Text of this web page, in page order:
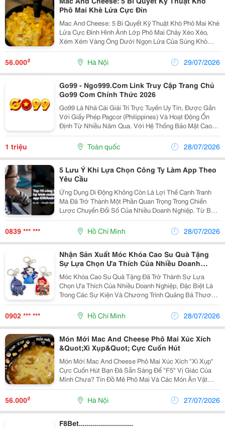
Phô Mai Khè Lửa Cực Đỉn
Mac And Cheese: 5 Bí Quyết Kỹ Thuật Khò Phô Mai Khè
Lửa Cực Đỉnh Hình Ảnh Lớp Phô Mai Chảy Xèo Xèo,
Xém Xém Vàng Óng Dưới Ngọn Lửa Của Súng Khò
Nhiệt Chắc Chắn Là "Vũ Khí" Đốn Gục Mọi Tín Đồ Ẩm
Thực. Vậy Kỹ Thuật Khò Phô Mai (Cheese Torching)
Trong...
56.000₫ Hà Nội 29/07/2026
Go99 - Ngo999.Com Link Truy Cập Trang Chủ
Go99 Com Chính Thức 2026
Go99 Là Nhà Cái Giải Trí Trực Tuyến Uy Tín, Được Gắn
Với Giấy Phép Pagcor (Philippines) Và Hoạt Động Ổn
Định Từ Nhiều Năm Qua. Với Hệ Thống Bảo Mật Cao
Cùng Quy Trình Vận Hành Minh Bạch, Go99 Mang Đến
Môi Trường Cá Cược An Toàn Và Đáng Tin Cậy Cho...
1 triệu Toàn quốc 28/07/2026
5 Lưu Ý Khi Lựa Chọn Công Ty Làm App Theo
Yêu Cầu
Ứng Dụng Di Động Không Còn Là Lợi Thế Cạnh Tranh
Mà Đã Trở Thành Một Phần Quan Trọng Trong Chiến
Lược Chuyển Đổi Số Của Nhiều Doanh Nghiệp. Từ Bán
Hàng, Chăm Sóc Khách Hàng Đến Quản Lý Nội Bộ,
Mobile App Giúp Tối Ưu Quy Trình Vận Hành Và Nâng
0839 *** *** Hồ Chí Minh 28/07/2026
Nhận Sản Xuất Móc Khóa Cao Su Quà Tặng
Sự Lựa Chọn Ưa Thích Của Nhiều Doanh
Nghiệp
Móc Khóa Cao Su Quà Tặng Đã Trở Thành Sự Lựa
Chọn Ưa Thích Của Nhiều Doanh Nghiệp, Đặc Biệt Là
Trong Các Sự Kiện Và Chương Trình Quảng Bá Thương
Hiệu. Với Khả Năng Biến Đổi Linh Hoạt Của Chất Liệu
Cao Su, Sản Phẩm Này Không Chỉ Là Một Phương
0902 *** *** Hồ Chí Minh 28/07/2026
Món Mới Mac And Cheese Phô Mai Xúc Xích
&Quot;Xì Xụp&Quot; Cực Cuốn Hút
Món Mới Mac And Cheese Phô Mai Xúc Xích "Xì Xụp"
Cực Cuốn Hút Bạn Đã Sẵn Sàng Để "F5" Vị Giác Của
Mình Chưa? Tín Đồ Mê Phô Mai Và Các Món Ăn Vặt
Nóng Hổi Chắc Chắn Không Thể Bỏ Qua Siêu Phẩm
Món Mới Mac And Cheese Đang Làm Mưa Làm Gió
Thời Gian Gần...
56.000₫ Hà Nội 27/07/2026
F8Bet...........................